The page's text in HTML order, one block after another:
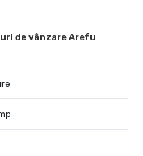
de vânzare Arefu
ideal pentru
de circa 10 metri liniari la
excelent în zonă de